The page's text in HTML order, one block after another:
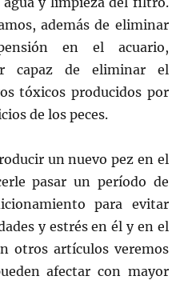
además de eliminar
en el acuario,
capaz de eliminar el
tóxicos producidos por
de los peces.
un nuevo pez en el
pasar un período de
para evitar
y estrés en él y en el
otros artículos veremos
afectar con mayor